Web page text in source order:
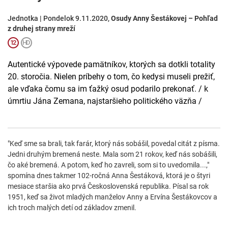
Jednotka | Pondelok 9.11.2020,Osudy Anny Šestákovej – Pohľad
z druhej strany mreží
Autentické výpovede pamätníkov, ktorých sa dotkli totality
20. storočia. Nielen príbehy o tom, čo kedysi museli prežiť,
ale vďaka čomu sa im ťažký osud podarilo prekonať. / k
úmrtiu Jána Zemana, najstaršieho politického väzňa /
"Keď sme sa brali, tak farár, ktorý nás sobášil, povedal citát z písma.
Jedni druhým bremená neste. Mala som 21 rokov, keď nás sobášili,
čo aké bremená. A potom, keď ho zavreli, som si to uvedomila...,"
spomína dnes takmer 102-ročná Anna Šestáková, ktorá je o štyri
mesiace staršia ako prvá Československá republika. Písal sa rok
1951, keď sa život mladých manželov Anny a Ervína Šestákovcov a
ich troch malých detí od základov zmenil.